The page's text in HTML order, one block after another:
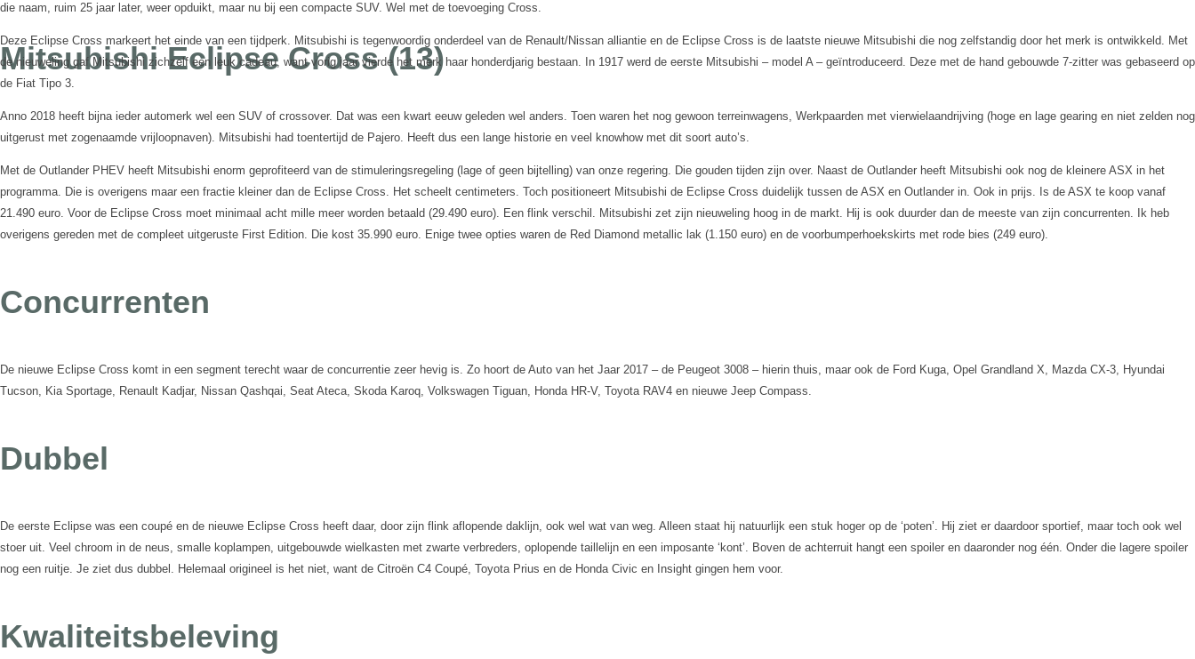
Mitsubishi Eclipse Cross (13)
die naam, ruim 25 jaar later, weer opduikt, maar nu bij een compacte SUV. Wel met de toevoeging Cross.
Deze Eclipse Cross markeert het einde van een tijdperk. Mitsubishi is tegenwoordig onderdeel van de Renault/Nissan alliantie en de Eclipse Cross is de laatste nieuwe Mitsubishi die nog zelfstandig door het merk is ontwikkeld. Met
de nieuweling gaf Mitsubishi zichzelf een leuk cadeau, want vorig jaar vierde het merk haar honderdjarig bestaan. In 1917 werd de eerste Mitsubishi – model A – geïntroduceerd. Deze met de hand gebouwde 7-zitter was gebaseerd op
de Fiat Tipo 3.
Anno 2018 heeft bijna ieder automerk wel een SUV of crossover. Dat was een kwart eeuw geleden wel anders. Toen waren het nog gewoon terreinwagens, Werkpaarden met vierwielaandrijving (hoge en lage gearing en niet zelden nog
uitgerust met zogenaamde vrijloopnaven). Mitsubishi had toentertijd de Pajero. Heeft dus een lange historie en veel knowhow met dit soort auto’s.
Met de Outlander PHEV heeft Mitsubishi enorm geprofiteerd van de stimuleringsregeling (lage of geen bijtelling) van onze regering. Die gouden tijden zijn over. Naast de Outlander heeft Mitsubishi ook nog de kleinere ASX in het
programma. Die is overigens maar een fractie kleiner dan de Eclipse Cross. Het scheelt centimeters. Toch positioneert Mitsubishi de Eclipse Cross duidelijk tussen de ASX en Outlander in. Ook in prijs. Is de ASX te koop vanaf
21.490 euro. Voor de Eclipse Cross moet minimaal acht mille meer worden betaald (29.490 euro). Een flink verschil. Mitsubishi zet zijn nieuweling hoog in de markt. Hij is ook duurder dan de meeste van zijn concurrenten. Ik heb
overigens gereden met de compleet uitgeruste First Edition. Die kost 35.990 euro. Enige twee opties waren de Red Diamond metallic lak (1.150 euro) en de voorbumperhoekskirts met rode bies (249 euro).
Concurrenten
De nieuwe Eclipse Cross komt in een segment terecht waar de concurrentie zeer hevig is. Zo hoort de Auto van het Jaar 2017 – de Peugeot 3008 – hierin thuis, maar ook de Ford Kuga, Opel Grandland X, Mazda CX-3, Hyundai
Tucson, Kia Sportage, Renault Kadjar, Nissan Qashqai, Seat Ateca, Skoda Karoq, Volkswagen Tiguan, Honda HR-V, Toyota RAV4 en nieuwe Jeep Compass.
Dubbel
De eerste Eclipse was een coupé en de nieuwe Eclipse Cross heeft daar, door zijn flink aflopende daklijn, ook wel wat van weg. Alleen staat hij natuurlijk een stuk hoger op de ‘poten’. Hij ziet er daardoor sportief, maar toch ook wel
stoer uit. Veel chroom in de neus, smalle koplampen, uitgebouwde wielkasten met zwarte verbreders, oplopende taillelijn en een imposante ‘kont’. Boven de achterruit hangt een spoiler en daaronder nog één. Onder die lagere spoiler
nog een ruitje. Je ziet dus dubbel. Helemaal origineel is het niet, want de Citroën C4 Coupé, Toyota Prius en de Honda Civic en Insight gingen hem voor.
Kwaliteitsbeleving